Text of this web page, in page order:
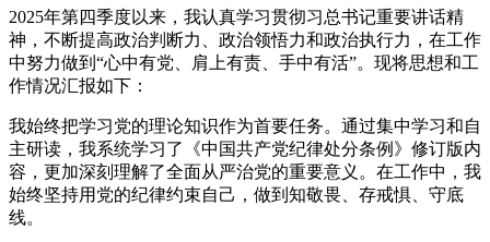
2025年第四季度以来，我认真学习贯彻习总书记重要讲话精
神，不断提高政治判断力、政治领悟力和政治执行力，在工作
中努力做到“心中有党、肩上有责、手中有活”。现将思想和工
作情况汇报如下：
我始终把学习党的理论知识作为首要任务。通过集中学习和自
主研读，我系统学习了《中国共产党纪律处分条例》修订版内
容，更加深刻理解了全面从严治党的重要意义。在工作中，我
始终坚持用党的纪律约束自己，做到知敬畏、存戒惧、守底
线。